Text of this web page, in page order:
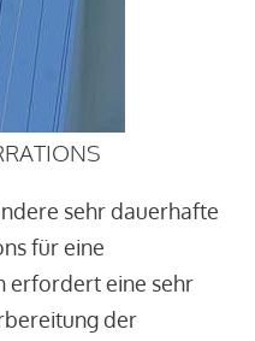
sehr dauerhafte
für eine
erfordert eine sehr
der